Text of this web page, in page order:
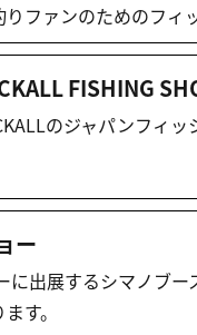
りファンのためのフィ
FISHING
のジャパンフィッ
ー
出展するシマノブ
す。